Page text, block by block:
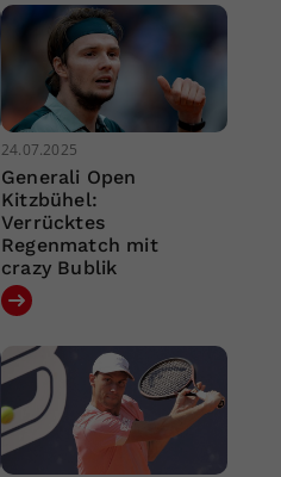
24.07.2025
Generali Open
Kitzbühel:
Verrücktes
Regenmatch mit
crazy Bublik